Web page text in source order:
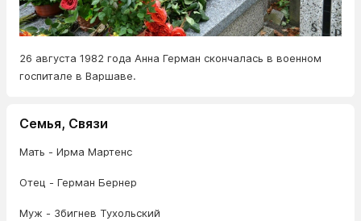
26 августа 1982 года Анна Герман скончалась в военном
госпитале в Варшаве.
Семья, Связи
Мать - Ирма Мартенс
Отец - Герман Бернер
Муж - Збигнев Тухольский